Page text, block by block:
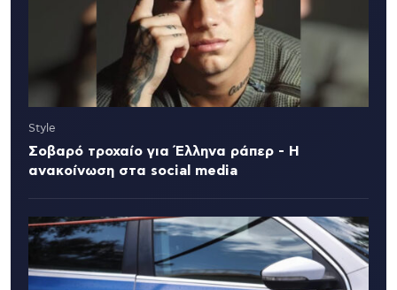
Style
Σοβαρό τροχαίο για Έλληνα ράπερ - Η
ανακοίνωση στα social media